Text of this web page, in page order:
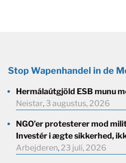
Stop Wapenhandel in de
Hermálaútgjöld ESB munu
Neistar, 3 augustus, 2026
NGO’er protesterer mod
Investér i ægte sikkerhed,
Arbejderen, 23 juli, 2026